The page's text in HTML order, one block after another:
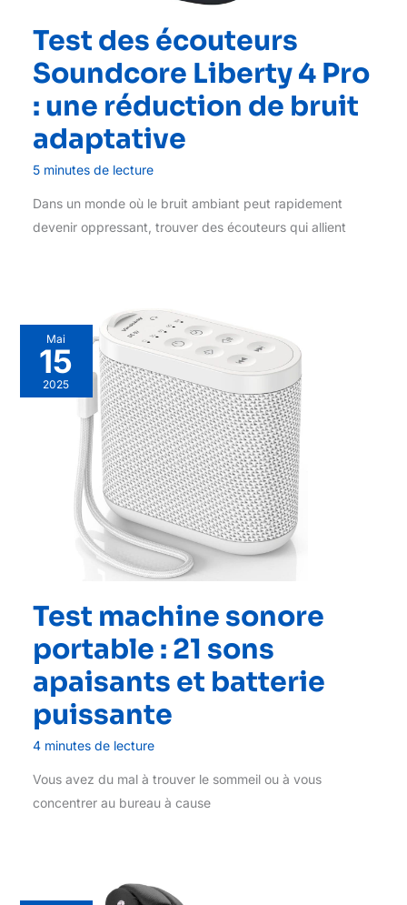
Test des écouteurs
Soundcore Liberty 4 Pro
: une réduction de bruit
adaptative
5 minutes de lecture
Dans un monde où le bruit ambiant peut rapidement
devenir oppressant, trouver des écouteurs qui allient
Mai
15
2025
Test machine sonore
portable : 21 sons
apaisants et batterie
puissante
4 minutes de lecture
Vous avez du mal à trouver le sommeil ou à vous
concentrer au bureau à cause